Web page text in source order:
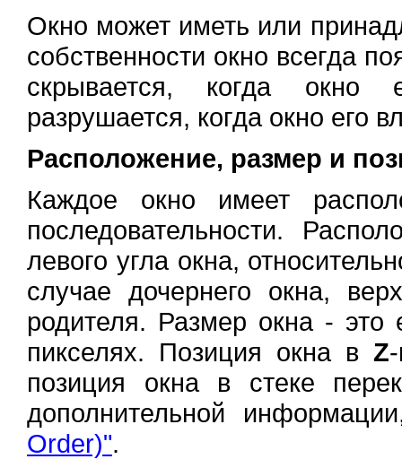
Окно может иметь или
собственности окно всегда
скрывается, когда окно
разрушается, когда окно его
Расположение, размер и
Каждое окно имеет
последовательности.
левого угла окна,
случае дочернего окна,
родителя. Размер окна -
пикселях. Позиция окна в Z
позиция окна в стеке
дополнительной
Order)".